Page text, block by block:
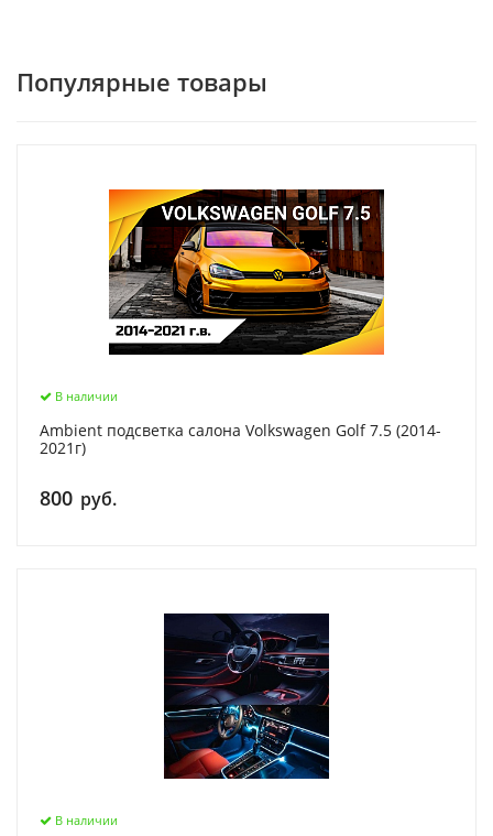
Популярные товары
В наличии
Ambient подсветка салона Volkswagen Golf 7.5 (2014-
2021г)
800 руб.
В наличии